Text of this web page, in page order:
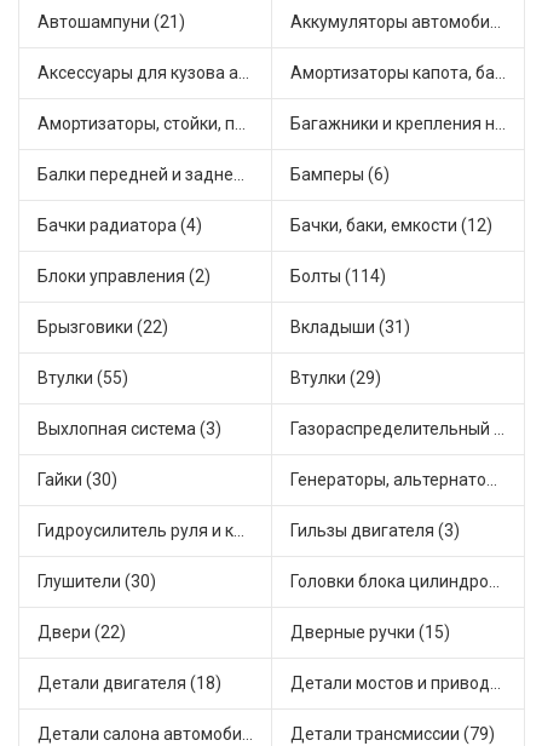
Автошампуни (21) Аккумуляторы автомобильные (4)
Аксессуары для кузова автомобиля (4) Амортизаторы капота, багажника (12)
Амортизаторы, стойки, подушки стоек (91) Багажники и крепления на крышу (2)
Балки передней и задней подвески (4) Бамперы (6)
Бачки радиатора (4) Бачки, баки, емкости (12)
Блоки управления (2) Болты (114)
Брызговики (22) Вкладыши (31)
Втулки (55) Втулки (29)
Выхлопная система (3) Газораспределительный механизм (2)
Гайки (30) Генераторы, альтернаторы и комплектующие (67)
Гидроусилитель руля и комплектующие (1) Гильзы двигателя (3)
Глушители (30) Головки блока цилиндров (2)
Двери (22) Дверные ручки (15)
Детали двигателя (18) Детали мостов и привода трансмиссии (85)
Детали салона автомобиля (75) Детали трансмиссии (79)